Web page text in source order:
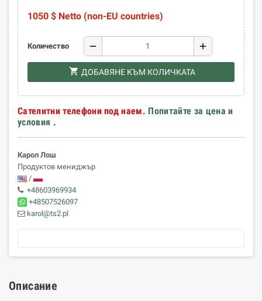
1050 $ Netto (non-EU countries)
Количество remove add
shopping_cart ДОБАВЯНЕ КЪМ КОЛИЧКАТА
Сателитни телефони под наем. Попитайте за цена и
условия .
Карол Лош
Продуктов мениджър
/
+48603969934
+48507526097
karol@ts2.pl
Описание